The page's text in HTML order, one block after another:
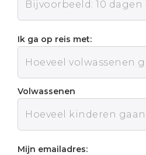
Ik ga op reis met:
Volwassenen
Mijn emailadres: